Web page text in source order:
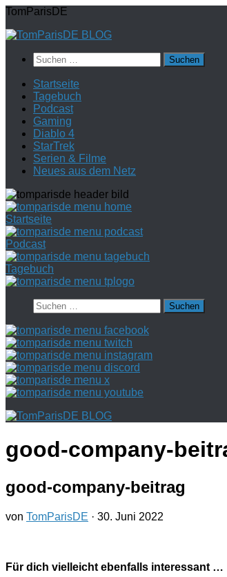
Zum
springen
TomParisDE
Suchen
nach:
Startseite
Tagebuch
Podcast
Gaming
Diablo 4
StarTrek
Serien & Filme
Neues aus dem Netz
Startseite
Podcast
Tagebuch
Suchen
nach:
good-company-
good-company-beitrag
von TomParisDE · 30. Juni 2022
Für dich vielleicht ebenfalls interessant …